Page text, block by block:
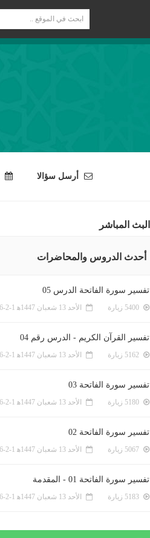
أرسل سؤالا
البث المباشر
أحدث الدروس والمحاضرات
تفسير سورة الفاتحة الدرس 05
الأحد 13 شعبان 1447ﻫ 1-2-2026م
تفسير القرآن الكريم - الدرس رقم 04
الأحد 13 شعبان 1447ﻫ 1-2-2026م
تفسير سورة الفاتحة 03
الأحد 13 شعبان 1447ﻫ 1-2-2026م
تفسير سورة الفاتحة 02
الأحد 13 شعبان 1447ﻫ 1-2-2026م
تفسير سورة الفاتحة 01 - المقدمة
الأحد 13 شعبان 1447ﻫ 1-2-2026م